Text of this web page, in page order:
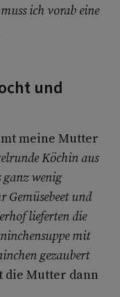
ich vorab eine
und
meine Mutter
Köchin aus
wenig
Gemüsebeet und
lieferten die
mit
gezaubert
die Mutter dann